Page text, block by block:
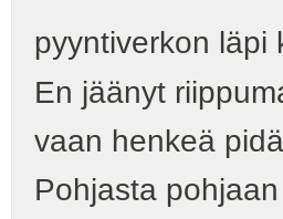
pyyntiverkon läpi
En jäänyt
vaan henkeä
Pohjasta